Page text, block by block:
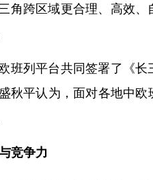
角跨区域更合理、高效
班列平台共同签署了《
秋平认为，面对各地中
竞争力